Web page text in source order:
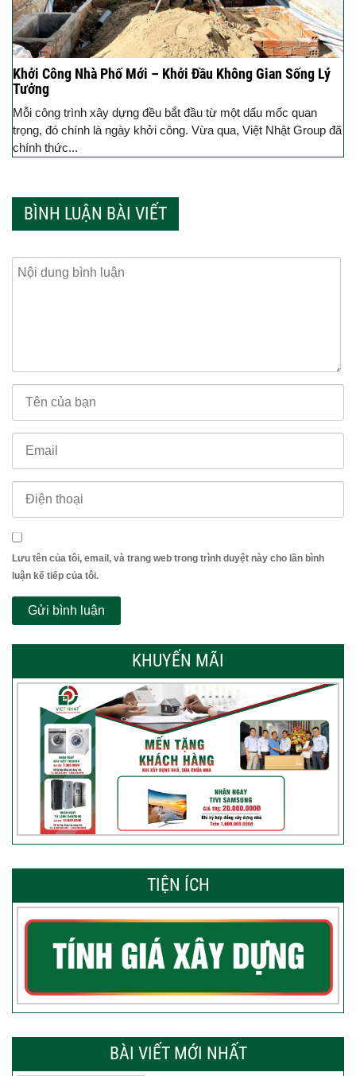
Khởi Công Nhà Phố Mới – Khởi Đầu Không Gian Sống Lý
Tưởng
Mỗi công trình xây dựng đều bắt đầu từ một dấu mốc quan
trọng, đó chính là ngày khởi công. Vừa qua, Việt Nhật Group đã
chính thức...
BÌNH LUẬN BÀI VIẾT
Lưu tên của tôi, email, và trang web trong trình duyệt này cho lần bình
luận kế tiếp của tôi.
KHUYẾN MÃI
TIỆN ÍCH
BÀI VIẾT MỚI NHẤT